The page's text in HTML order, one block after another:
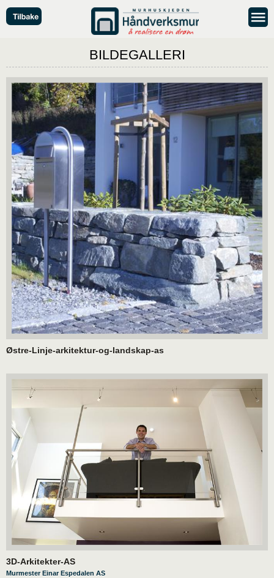
BILDEGALLERI
Østre-Linje-arkitektur-og-landskap-as
3D-Arkitekter-AS
Murmester Einar Espedalen AS